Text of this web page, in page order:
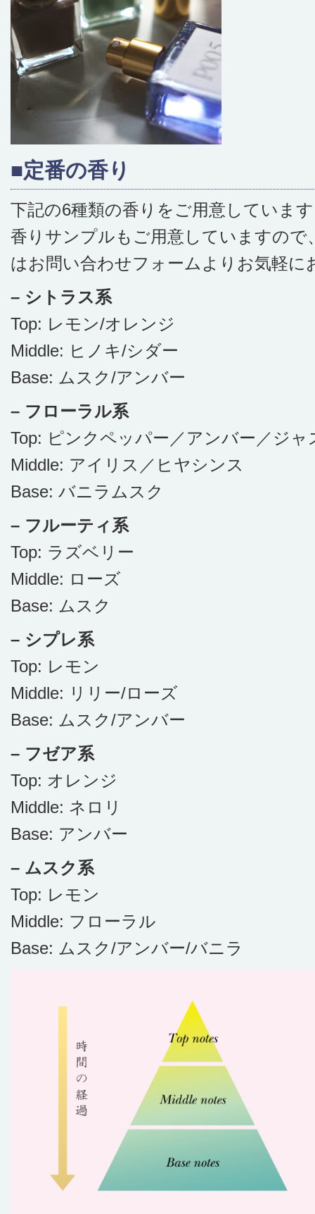
■定番の香り
下記の6種類の香りをご用意していま
香りサンプルもご用意していますので
はお問い合わせフォームよりお気軽に
– シトラス系
Top: レモン/オレンジ
Middle: ヒノキ/シダー
Base: ムスク/アンバー
– フローラル系
Top: ピンクペッパー／アンバー／ジャ
Middle: アイリス／ヒヤシンス
Base: バニラムスク
– フルーティ系
Top: ラズベリー
Middle: ローズ
Base: ムスク
– シプレ系
Top: レモン
Middle: リリー/ローズ
Base: ムスク/アンバー
– フゼア系
Top: オレンジ
Middle: ネロリ
Base: アンバー
– ムスク系
Top: レモン
Middle: フローラル
Base: ムスク/アンバー/バニラ